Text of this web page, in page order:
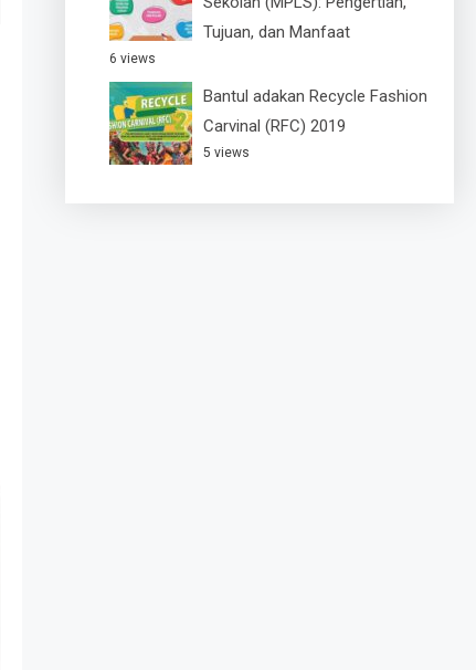
Tujuan, dan Manfaat
6 views
Bantul adakan Recycle Fashion
Carvinal (RFC) 2019
5 views